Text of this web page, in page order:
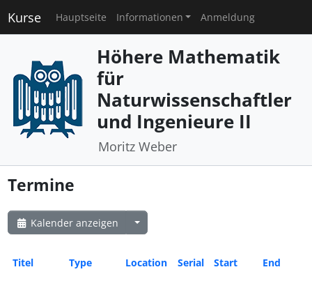
Kurse Hauptseite Informationen Anmeldung
Höhere Mathematik
für
Naturwissenschaftler
und Ingenieure II
Moritz Weber
Termine
Kalender anzeigen
Titel Type Location Serial Start End